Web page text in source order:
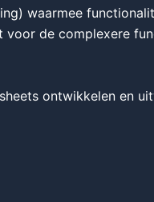
waarmee
de complexere
ontwikkelen en